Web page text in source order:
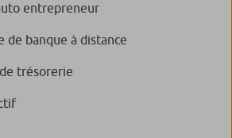
entrepreneur
de banque à distance
trésorerie